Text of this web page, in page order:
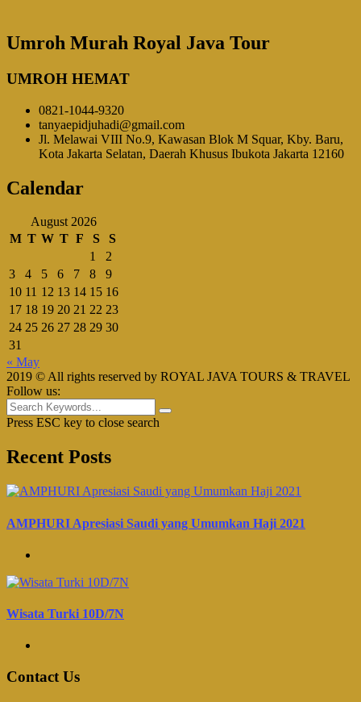
Umroh Murah Royal Java Tour
UMROH HEMAT
0821-1044-9320
tanyaepidjuhadi@gmail.com
Jl. Melawai VIII No.9, Kawasan Blok M Squar, Kby. Baru,
Kota Jakarta Selatan, Daerah Khusus Ibukota Jakarta 12160
Calendar
August 2026
M T W T F S
S
1
2
3
4 5 6 7 8
9
10 11 12 13 14 15 16
17 18 19 20 21 22 23
24 25 26 27 28 29 30
31
« May
2019 © All rights reserved by ROYAL JAVA TOURS & TRAVEL
Follow us:
Press ESC key to close search
Recent Posts
AMPHURI Apresiasi Saudi yang Umumkan Haji 2021
Wisata Turki 10D/7N
Contact Us